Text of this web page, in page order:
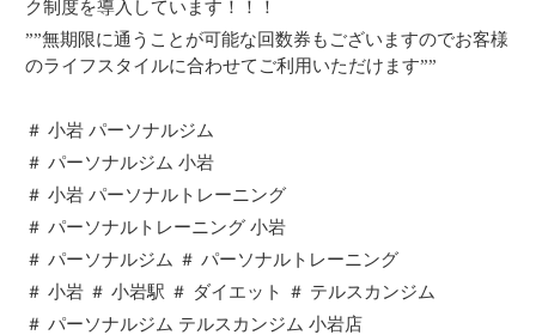
ク制度を導入しています！！！
””無期限に通うことが可能な回数券もございますのでお客様
のライフスタイルに合わせてご利用いただけます””
＃ 小岩 パーソナルジム
＃ パーソナルジム 小岩
＃ 小岩 パーソナルトレーニング
＃ パーソナルトレーニング 小岩
＃ パーソナルジム ＃ パーソナルトレーニング
＃ 小岩 ＃ 小岩駅 ＃ ダイエット ＃ テルスカンジム
＃ パーソナルジム テルスカンジム 小岩店